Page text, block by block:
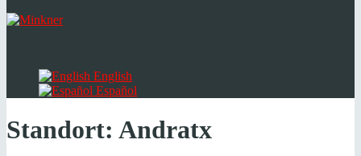
English
Español
Standort: Andratx